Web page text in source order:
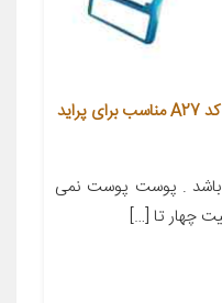
قاب دور ضبط و دریچه کولر خودرو کد A27 مناسب برای پراید
. پوست پوست نمی
چهار تا […]